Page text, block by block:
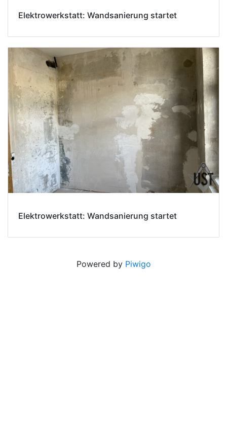
Elektrowerkstatt: Wandsanierung startet
Elektrowerkstatt: Wandsanierung startet
Powered by Piwigo